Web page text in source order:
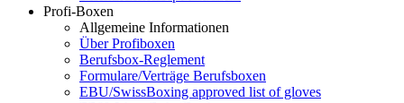
Profi-Boxen
Allgemeine Informationen
Über Profiboxen
Berufsbox-Reglement
Formulare/Verträge Berufsboxen
EBU/SwissBoxing approved list of gloves